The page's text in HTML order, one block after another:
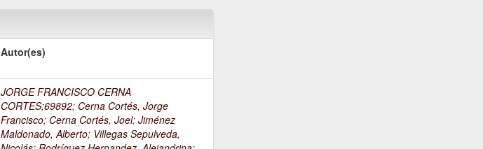
Autor(es)
JORGE FRANCISCO CERNA
CORTES;69892; Cerna Cortés, Jorge
Francisco; Cerna Cortés, Joel;Jiménez
Maldonado, Alberto; Villegas Sepulveda,